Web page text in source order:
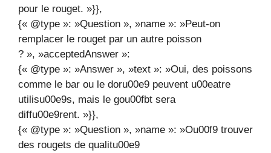
pour le rouget. »}},
{« @type »: »Question », »name »: »Peut-on
remplacer le rouget par un autre poisson
? », »acceptedAnswer »:
{« @type »: »Answer », »text »: »Oui, des poissons
comme le bar ou le doru00e9 peuvent u00eatre
utilisu00e9s, mais le gou00fbt sera
diffu00e9rent. »}},
{« @type »: »Question », »name »: »Ou00f9 trouver
des rougets de qualitu00e9